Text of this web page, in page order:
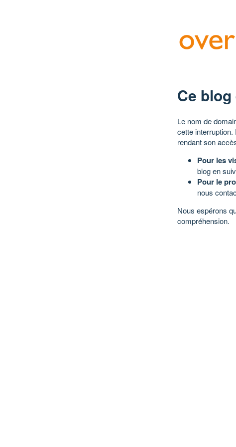
Ce
Le nom de
cette
rendant son
Pour les
blog en
Pour le
nous
Nous espérons
compréhension.